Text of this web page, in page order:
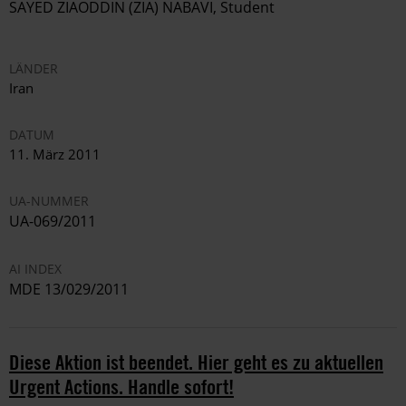
SAYED ZIAODDIN (ZIA) NABAVI, Student
LÄNDER
Iran
DATUM
11. März 2011
UA-NUMMER
UA-069/2011
AI INDEX
MDE 13/029/2011
Diese Aktion ist beendet. Hier geht es zu aktuellen
Urgent Actions. Handle sofort!